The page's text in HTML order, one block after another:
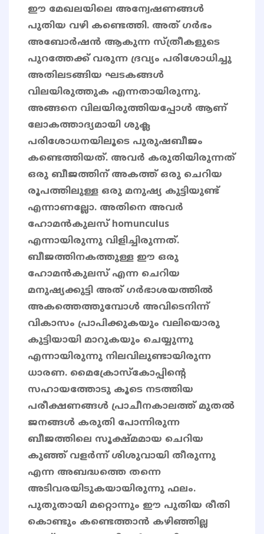
ഈ മേഖലയിലെ അന്വേഷണങ്ങൾ
പുതിയ വഴി കണ്ടെത്തി. അത് ഗർഭം
അബോർഷൻ ആകുന്ന സ്ത്രീകളുടെ
പുറത്തേക്ക് വരുന്ന ദ്രവ്യം പരിശോധിച്ചു
അതിലടങ്ങിയ ഘടകങ്ങൾ
വിലയിരുത്തുക എന്നതായിരുന്നു.
അങ്ങനെ വിലയിരുത്തിയപ്പോൾ ആണ്
ലോകത്താദ്യമായി ശുക്ല
പരിശോധനയിലൂടെ പുരുഷബീജം
കണ്ടെത്തിയത്. അവർ കരുതിയിരുന്നത്
ഒരു ബീജത്തിന് അകത്ത് ഒരു ചെറിയ
രൂപത്തിലുള്ള ഒരു മനുഷ്യ കുട്ടിയുണ്ട്
എന്നാണല്ലോ. അതിനെ അവർ
ഹോമൻകുലസ്‌ homunculus
എന്നായിരുന്നു വിളിച്ചിരുന്നത്.
ബീജത്തിനകത്തുള്ള ഈ ഒരു
ഹോമൻകുലസ്‌ എന്ന ചെറിയ
മനുഷ്യക്കുട്ടി അത് ഗർഭാശയത്തിൽ
അകത്തെത്തുമ്പോൾ അവിടെനിന്ന്
വികാസം പ്രാപിക്കുകയും വലിയൊരു
കുട്ടിയായി മാറുകയും ചെയ്യുന്നു
എന്നായിരുന്നു നിലവിലുണ്ടായിരുന്ന
ധാരണ. മൈക്രോസ്കോപ്പിന്റെ
സഹായത്തോടു കൂടെ നടത്തിയ
പരീക്ഷണങ്ങൾ പ്രാചീനകാലത്ത് മുതൽ
ജനങ്ങൾ കരുതി പോന്നിരുന്ന
ബീജത്തിലെ സൂക്ഷ്മമായ ചെറിയ
കുഞ്ഞ് വളർന്ന് ശിശുവായി തീരുന്നു
എന്ന അബദ്ധത്തെ തന്നെ
അടിവരയിടുകയായിരുന്നു ഫലം.
പുതുതായി മറ്റൊന്നും ഈ പുതിയ രീതി
കൊണ്ടും കണ്ടെത്താൻ കഴിഞ്ഞില്ല